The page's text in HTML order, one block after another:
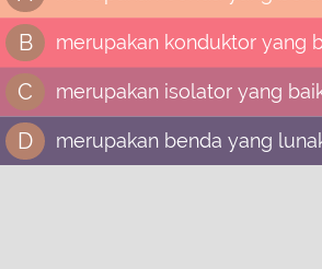
B merupakan konduktor yang
C merupakan isolator yang
D merupakan benda yang